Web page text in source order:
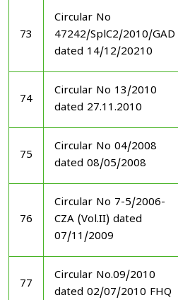
73
Circular No
47242/SplC2/2010/GAD
dated 14/12/20210
74
Circular No 13/2010
dated 27.11.2010
75
Circular No 04/2008
dated 08/05/2008
76
Circular No 7-5/2006-
CZA (Vol.II) dated
07/11/2009
77
Circular No.09/2010
dated 02/07/2010 FHQ